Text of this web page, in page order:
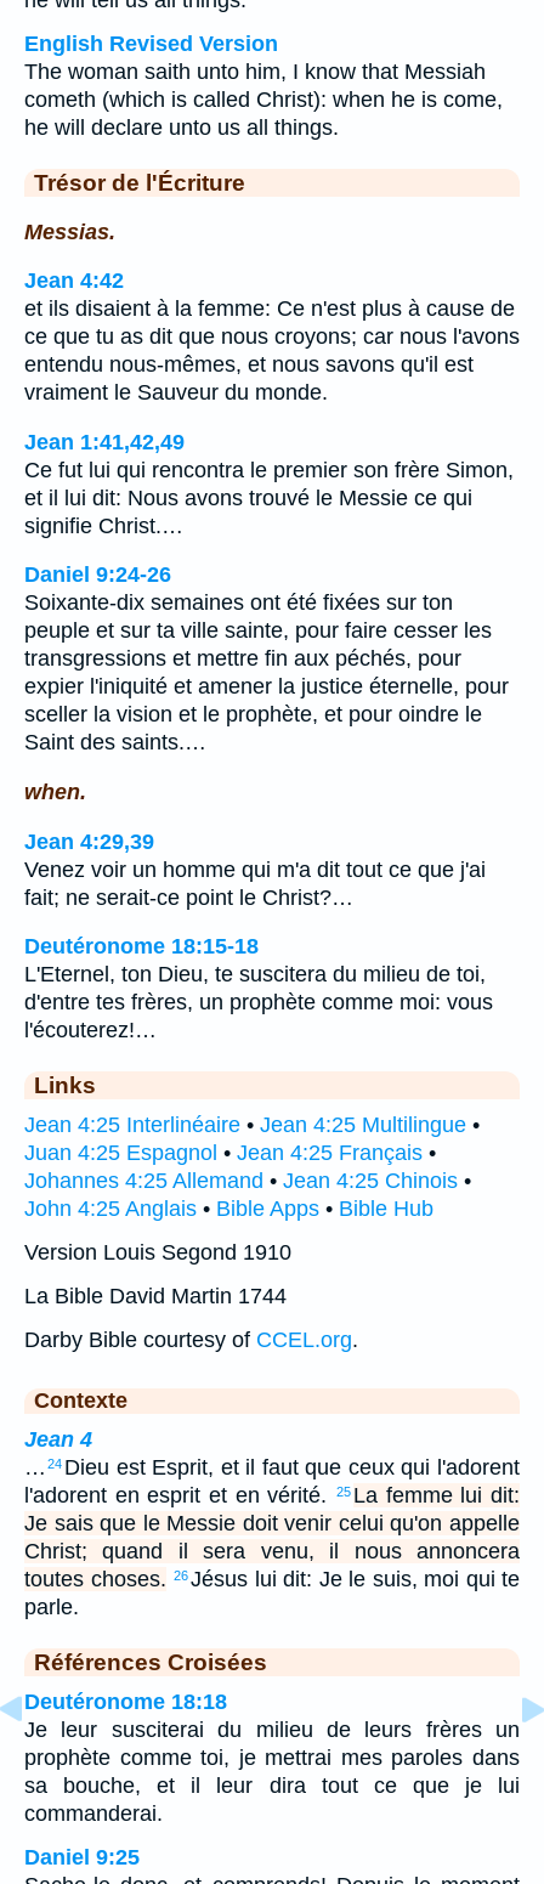
English Revised Version
The woman saith unto him, I know that Messiah
cometh (which is called Christ): when he is come,
he will declare unto us all things.
Trésor de l'Écriture
Messias.
Jean 4:42
et ils disaient à la femme: Ce n'est plus à cause de
ce que tu as dit que nous croyons; car nous l'avons
entendu nous-mêmes, et nous savons qu'il est
vraiment le Sauveur du monde.
Jean 1:41,42,49
Ce fut lui qui rencontra le premier son frère Simon,
et il lui dit: Nous avons trouvé le Messie ce qui
signifie Christ.…
Daniel 9:24-26
Soixante-dix semaines ont été fixées sur ton
peuple et sur ta ville sainte, pour faire cesser les
transgressions et mettre fin aux péchés, pour
expier l'iniquité et amener la justice éternelle, pour
sceller la vision et le prophète, et pour oindre le
Saint des saints.…
when.
Jean 4:29,39
Venez voir un homme qui m'a dit tout ce que j'ai
fait; ne serait-ce point le Christ?…
Deutéronome 18:15-18
L'Eternel, ton Dieu, te suscitera du milieu de toi,
d'entre tes frères, un prophète comme moi: vous
l'écouterez!…
Links
Jean 4:25 Interlinéaire • Jean 4:25 Multilingue •
Juan 4:25 Espagnol • Jean 4:25 Français •
Johannes 4:25 Allemand • Jean 4:25 Chinois •
John 4:25 Anglais • Bible Apps • Bible Hub
Version Louis Segond 1910
La Bible David Martin 1744
Darby Bible courtesy of CCEL.org.
Contexte
Jean 4
… 24 Dieu est Esprit, et il faut que ceux qui l'adorent
l'adorent en esprit et en vérité.
25 La femme lui dit:
Je sais que le Messie doit venir celui qu'on appelle
Christ; quand il sera venu, il nous annoncera
toutes choses. 26Jésus lui dit: Je le suis, moi qui te
parle.
Références Croisées
Deutéronome 18:18
Je leur susciterai du milieu de leurs frères un
prophète comme toi, je mettrai mes paroles dans
sa bouche, et il leur dira tout ce que je lui
commanderai.
Daniel 9:25